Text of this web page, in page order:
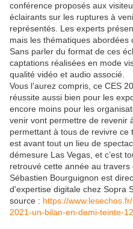
conférence proposés aux
éclairants sur les ruptures à
représentés. Les experts
mais les thématiques abordées
Sans parler du format de ces
captations réalisées en mode
qualité vidéo et audio associé.
Vous l’aurez compris, ce CES
réussite aussi bien pour les
encore moins pour les
venir vont permettre de revenir
permettant à tous de revivre ce
est avant tout un lieu de
démesure Las Vegas, et c’est
retrouvé cette année au travers
Sébastien Bourguignon est
d'expertise digitale chez Sopra
source : https://
2021-un-bilan-en-demi-teinte-